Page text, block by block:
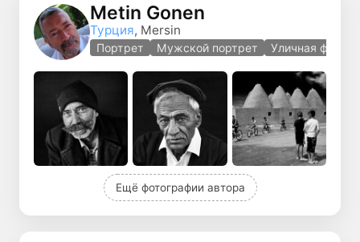
Metin Gonen
Турция, Mersin
Портрет Мужской портрет Уличная
Ещё фотографии автора